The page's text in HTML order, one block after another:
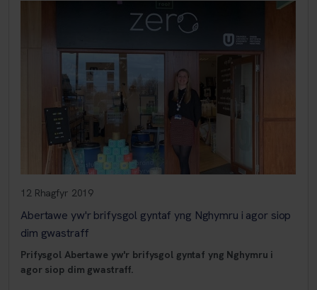
12 Rhagfyr 2019
Abertawe yw'r brifysgol gyntaf yng Nghymru i agor siop
dim gwastraff
Prifysgol Abertawe yw'r brifysgol gyntaf yng Nghymru i
agor siop dim gwastraff.